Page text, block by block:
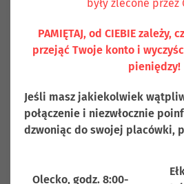
Stawki
Stawka WIBOR (ang. Warsaw
określa koszt pozyskania
międzybankowym, wyznaczana
arytmetyczna na podstawie
fixingu stawek referencyjnych;
ustalana zgodnie z Regulaminem
administratora stawek
były zlecone przez
PAMIĘTAJ, od CIEBIE zależy,
przejąć Twoje konto i
pieniędzy!
Jeśli masz jakiekolwiek
połączenie i niezwłocznie
dzwoniąc do swojej placówki,
Olecko, godz. 8:00-